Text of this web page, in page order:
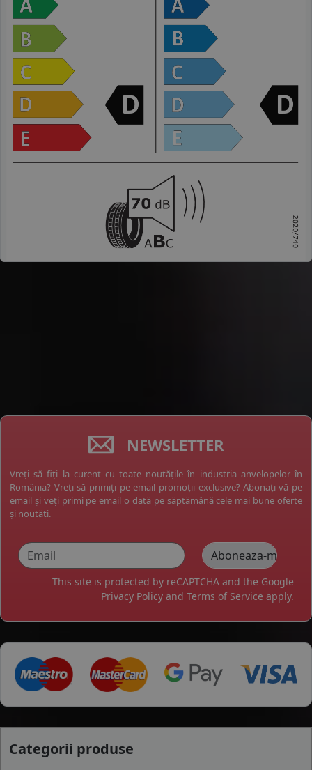
NEWSLETTER
Vreți să fiți la curent cu toate noutățile în industria anvelopelor în
România? Vreți să primiți pe email promoții exclusive? Abonați-vă pe
email și veți primi pe email o dată pe săptămână cele mai bune oferte
și noutăți.
This site is protected by reCAPTCHA and the Google
Privacy Policy and Terms of Service apply.
Categorii produse